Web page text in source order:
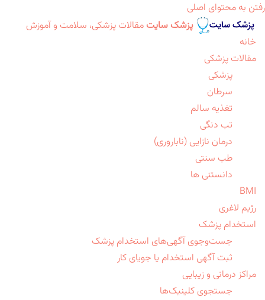
رفتن به محتوای اصلی
پزشک سایت مقالات پزشکی، سلامت و آموزش
خانه
مقالات پزشکی
پزشکی
سرطان
تغذیه سالم
تب دنگی
درمان نازایی (ناباروری)
طب سنتی
دانستنی ها
BMI
رژیم لاغری
استخدام پزشک
جست‌وجوی آگهی‌های استخدام پزشک
ثبت آگهی استخدام یا جویای کار
مراکز درمانی و زیبایی
جستجوی کلینیک‌ها